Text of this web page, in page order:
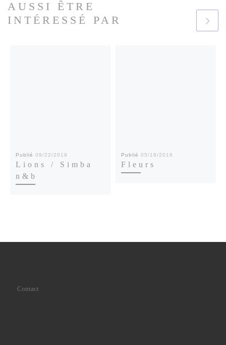
AUSSI ÊTRE
INTÉRESSÉ PAR
Publié09/22/2019
Lions / Simba
n&b
Publié05/18/2016
Fleurs
Contact